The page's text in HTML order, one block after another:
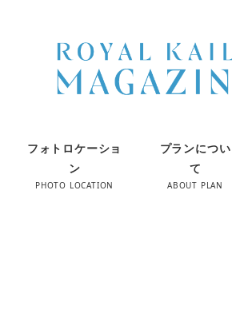
フォトロケーショ
ン
PHOTO LOCATION
プランについ
て
ABOUT PLAN